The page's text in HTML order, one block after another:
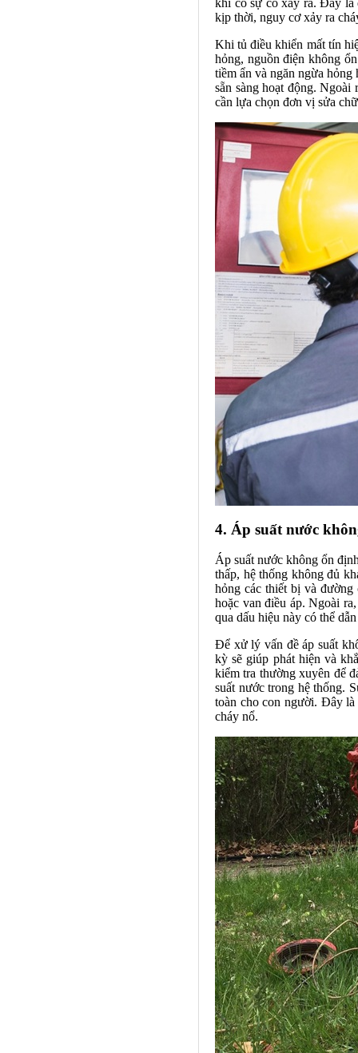
kịp thời, nguy cơ xảy ra
Khi tủ điều khiển mất tín
hỏng, nguồn điện không
tiềm ẩn và ngăn ngừa
sẵn sàng hoạt động.
cần lựa chọn đơn vị sửa
4. Áp suất nước
Áp suất nước không ổn
thấp, hệ thống không đủ
hỏng các thiết bị và
hoặc van điều áp. Ngoài
qua dấu hiệu này có thể
Để xử lý vấn đề áp suất
kỳ sẽ giúp phát hiện và
kiểm tra thường xuyên để
suất nước trong hệ thống.
toàn cho con người. Đây là
cháy nổ.